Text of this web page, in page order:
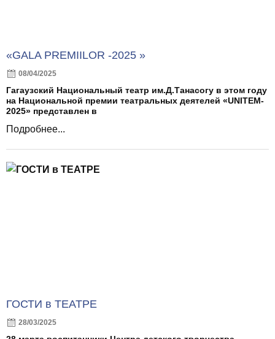
«GALA PREMIILOR -2025 »
08/04/2025
Гагаузский Национальный театр им.Д.Танасогу в этом году
на Национальной премии театральных деятелей «UNITEM-
2025» представлен в
Подробнее...
ГОСТИ в ТЕАТРЕ
28/03/2025